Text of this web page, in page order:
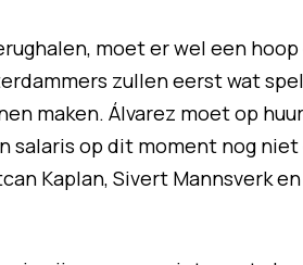
moet er wel een
zullen eerst wat
maken. Álvarez moet op
salaris op dit moment nog
Kaplan, Sivert Mannsverk